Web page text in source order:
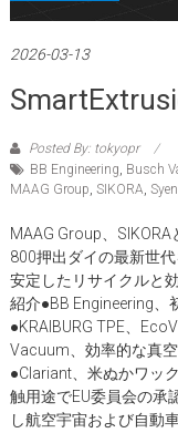
2026-03-13
Posted By: tokyopr
BB Engineering, Busch
MAAG Group, SIKORA,
MAAG Group、
800押出ダイの最新世
安定したリサイクルと
紹介●BB Engineering
●KRAIBURG TPE、
Vacuum、効率的な真
●Clariant、米ぬかワッ
触用途でEU委員会の承
し航空宇宙および自動